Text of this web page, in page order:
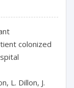
colonized
L. Dillon, J.